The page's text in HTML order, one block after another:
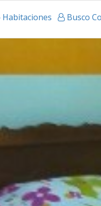
Habitaciones Busco